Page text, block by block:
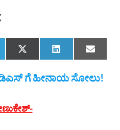
ಗೆ ಹೀನಾಯ ಸೋಲು!